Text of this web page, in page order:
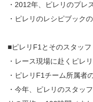
・2012年、ピレリのプレ
・ピレリのレシピブック
■ピレリF1とそのスタッフ
・レース現場に赴くピレ
・ピレリF1チーム所属者
・今年、ピレリのスタッ